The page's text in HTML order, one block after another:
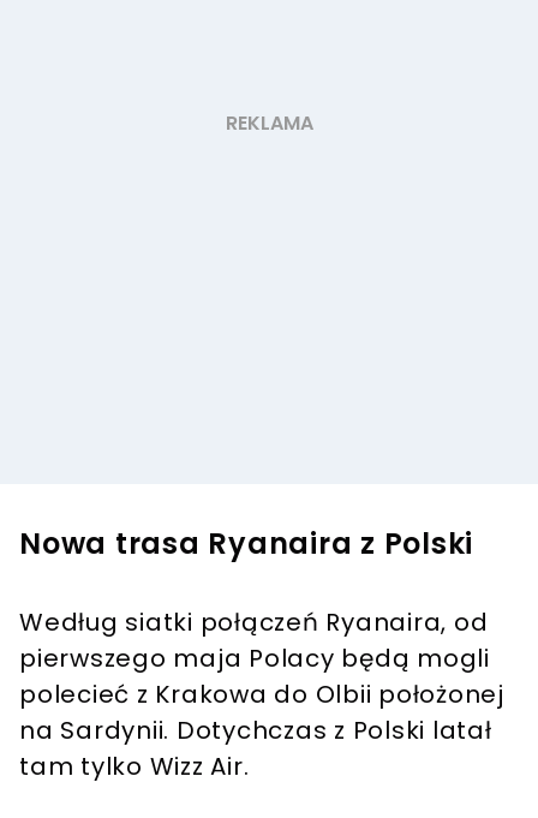
Nowa trasa Ryanaira z Polski
Według siatki połączeń Ryanaira, od
pierwszego maja Polacy będą mogli
polecieć z Krakowa do Olbii położonej
na Sardynii. Dotychczas z Polski latał
tam tylko Wizz Air.